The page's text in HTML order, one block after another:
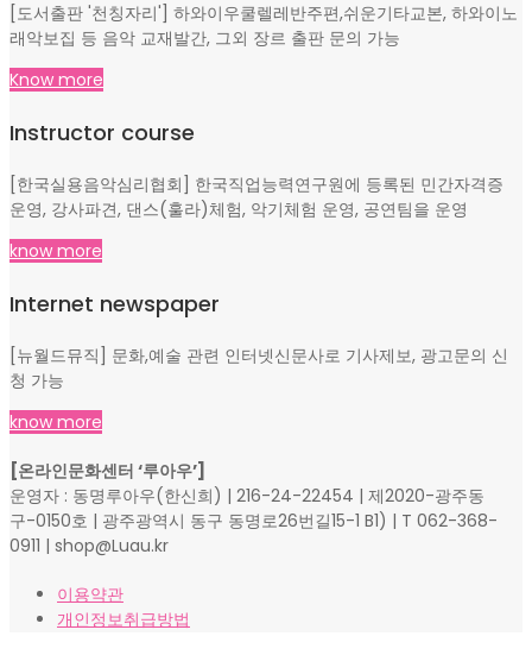
[도서출판 '천칭자리'] 하와이우쿨렐레반주편,쉬운기타교본, 하와이노
래악보집 등 음악 교재발간, 그외 장르 출판 문의 가능
Know more
Instructor course
[한국실용음악심리협회] 한국직업능력연구원에 등록된 민간자격증
운영, 강사파견, 댄스(훌라)체험, 악기체험 운영, 공연팀을 운영
know more
Internet newspaper
[뉴월드뮤직] 문화,예술 관련 인터넷신문사로 기사제보, 광고문의 신
청 가능
know more
[온라인문화센터 ‘루아우’]
운영자 : 동명루아우(한신희) | 216-24-22454 | 제2020-광주동
구-0150호 | 광주광역시 동구 동명로26번길15-1 B1) | T 062-368-
0911 | shop@Luau.kr
이용약관
개인정보취급방법